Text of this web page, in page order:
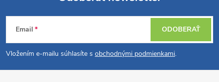
u
Z
á
p
Email
Vložením e-mailu súhlasíte s obchodnými podmienkami.
ODOBERAŤ